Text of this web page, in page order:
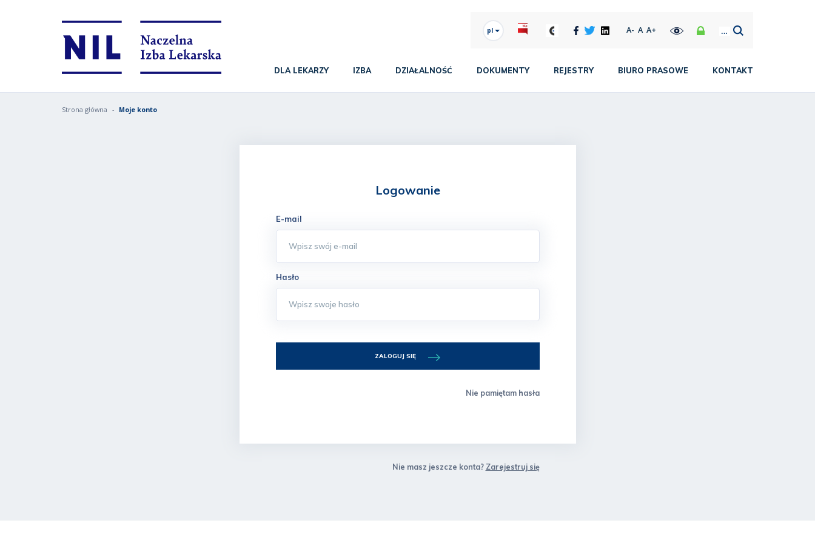
pl A- A A+
DLA LEKARZY IZBA DZIAŁALNOŚĆ DOKUMENTY REJESTRY BIURO PRASOWE KONTAKT
Strona główna Moje konto
Logowanie
E-mail
Hasło
ZALOGUJ SIĘ
Nie pamiętam hasła
Nie masz jeszcze konta? Zarejestruj się